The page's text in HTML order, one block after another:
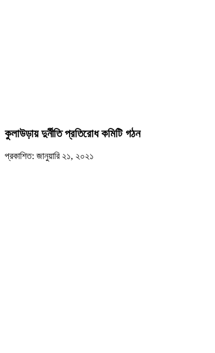
কুলাউড়ায় দুর্নীতি প্রতিরোধ কমিটি গঠন
প্রকাশিত: জানুয়ারি ২১, ২০২১